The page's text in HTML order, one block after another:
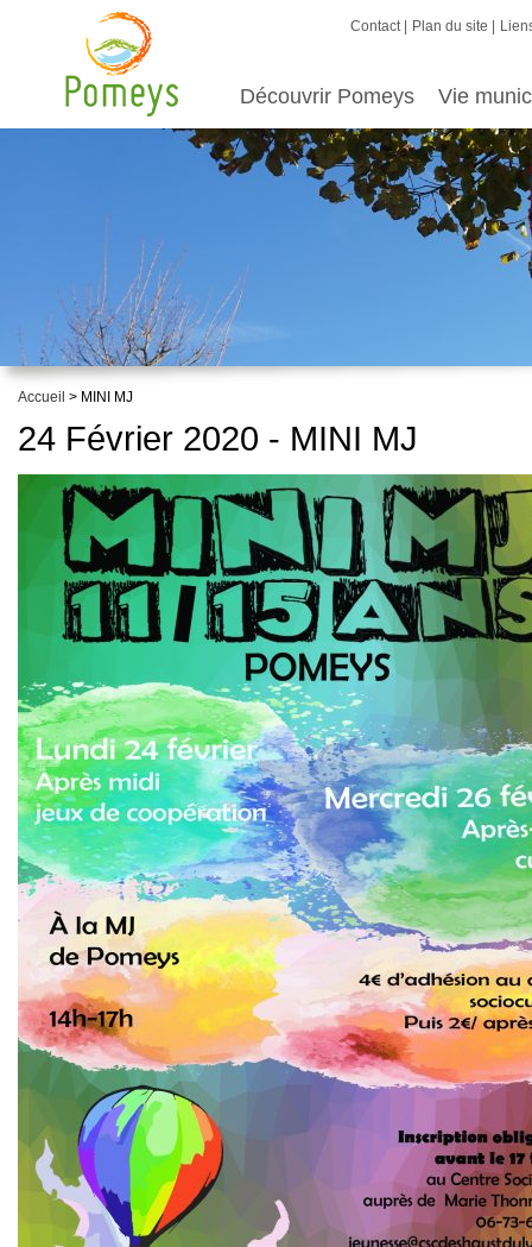
Contact Plan du site
Découvrir Pomeys Vie
Accueil > MINI MJ
24 Février 2020 - MINI MJ